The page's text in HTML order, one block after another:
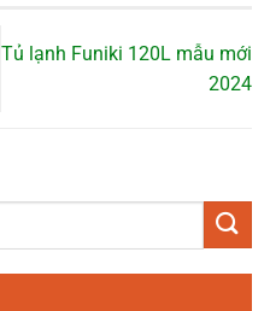
Tủ lạnh Funiki 120L mẫu mới
2024